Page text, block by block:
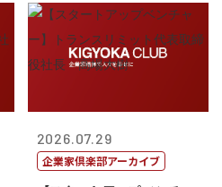
2026.07.29
企業家倶楽部アーカイブ